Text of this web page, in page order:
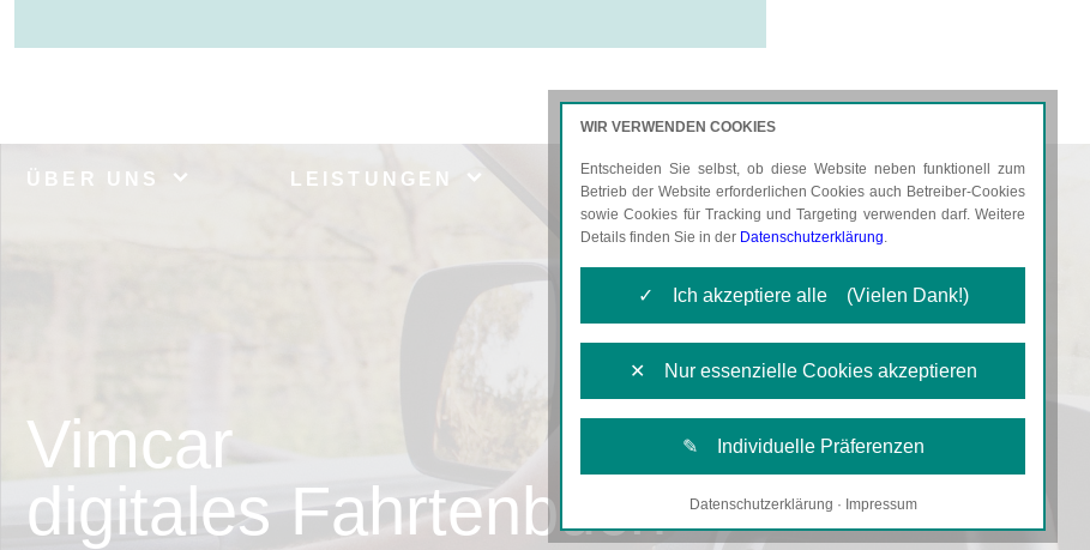
ÜBER UNS LEISTUNGEN AKTUELLES KARRIERE
Vimcar
digitales Fahrtenbuch
WIR VERWENDEN COOKIES
Entscheiden Sie selbst, ob diese Website neben funktionell zum
Betrieb der Website erforderlichen Cookies auch Betreiber-Cookies
sowie Cookies für Tracking und Targeting verwenden darf. Weitere
Details finden Sie in der Datenschutzerklärung.
✓ Ich akzeptiere alle (Vielen Dank!)
✕ Nur essenzielle Cookies akzeptieren
✎ Individuelle Präferenzen
Notwendige Cookies
Datenschutzerklärung · Impressum